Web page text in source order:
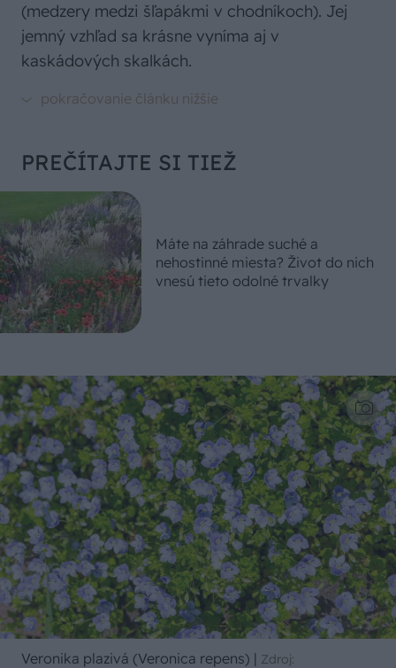
(medzery medzi šľapákmi v chodníkoch). Jej
jemný vzhľad sa krásne vyníma aj v
kaskádových skalkách.
PREČÍTAJTE SI TIEŽ
Máte na záhrade suché a
nehostinné miesta? Život do nich
vnesú tieto odolné trvalky
Veronika plazivá (Veronica repens) | Zdroj: